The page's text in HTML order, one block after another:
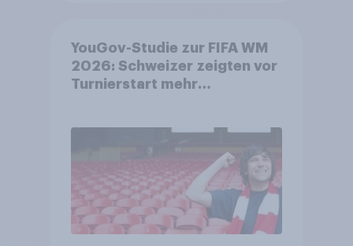
YouGov-Studie zur FIFA WM
2026: Schweizer zeigten vor
Turnierstart mehr